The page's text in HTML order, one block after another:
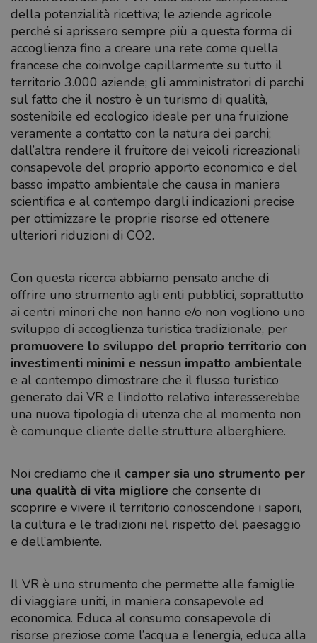
della potenzialità ricettiva; le aziende agricole
perché si aprissero sempre più a questa forma di
accoglienza fino a creare una rete come quella
francese che coinvolge capillarmente su tutto il
territorio 3.000 aziende; gli amministratori di parchi
sul fatto che il nostro è un turismo di qualità,
sostenibile ed ecologico ideale per una fruizione
veramente a contatto con la natura dei parchi;
dall’altra rendere il fruitore dei veicoli ricreazionali
consapevole del proprio apporto economico e del
basso impatto ambientale che causa in maniera
scientifica e al contempo dargli indicazioni precise
per ottimizzare le proprie risorse ed ottenere
ulteriori riduzioni di CO2.
Con questa ricerca abbiamo pensato anche di
offrire uno strumento agli enti pubblici, soprattutto
ai centri minori che non hanno e/o non vogliono uno
sviluppo di accoglienza turistica tradizionale, per
promuovere lo sviluppo del proprio territorio con
investimenti minimi e nessun impatto ambientale
e al contempo dimostrare che il flusso turistico
generato dai VR e l’indotto relativo interesserebbe
una nuova tipologia di utenza che al momento non
è comunque cliente delle strutture alberghiere.
Noi crediamo che il camper sia uno strumento per
una qualità di vita migliore che consente di
scoprire e vivere il territorio conoscendone i sapori,
la cultura e le tradizioni nel rispetto del paesaggio
e dell’ambiente.
Il VR è uno strumento che permette alle famiglie
di viaggiare uniti, in maniera consapevole ed
economica. Educa al consumo consapevole di
risorse preziose come l’acqua e l’energia, educa alla